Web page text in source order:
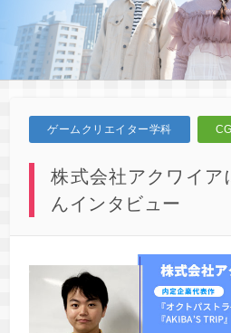
ゲームクリエイター学科
株式会社アクワイア
んインタビュー